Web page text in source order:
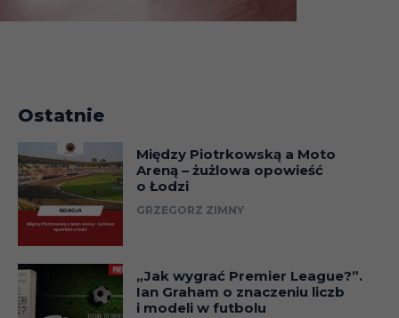
Ostatnie
Między Piotrkowską a Moto
Areną – żużlowa opowieść
o Łodzi
GRZEGORZ ZIMNY
„Jak wygrać Premier League?”.
Ian Graham o znaczeniu liczb
i modeli w futbolu